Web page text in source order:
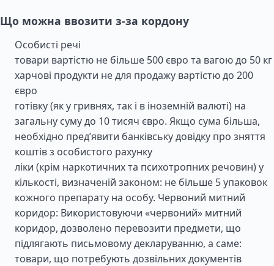
Що можна ввозити з-за кордону
Особисті речі
товари вартістю не більше 500 євро та вагою до 50 кг
харчові продукти не для продажу вартістю до 200
євро
готівку (як у гривнях, так і в іноземній валюті) на
загальну суму до 10 тисяч євро. Якщо сума більша,
необхідно пред’явити банківську довідку про зняття
коштів з особистого рахунку
ліки (крім наркотичних та психотропних речовин) у
кількості, визначеній законом: не більше 5 упаковок
кожного препарату на особу. Червоний митний
коридор: Використовуючи «червоний» митний
коридор, дозволено перевозити предмети, що
підлягають письмовому декларуванню, а саме:
товари, що потребують дозвільних документів